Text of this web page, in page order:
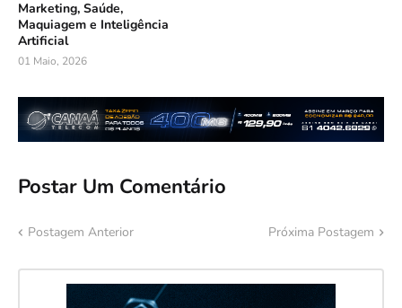
Marketing, Saúde,
Maquiagem e Inteligência
Artificial
01 Maio, 2026
Postar Um Comentário
Postagem Anterior Próxima Postagem